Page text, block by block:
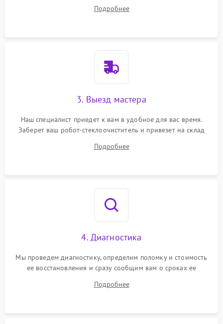
Подробнее
3. Выезд мастера
Наш специалист приедет к вам в удобное для вас время.
Заберет ваш робот-стеклоочиститель и привезет на склад
Подробнее
4. Диагностика
Мы проведем диагностику, определим поломку и стоимость
ее восстановления и сразу сообщим вам о сроках ее
Подробнее